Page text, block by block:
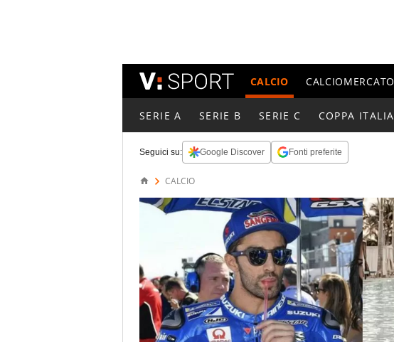
CALCIO CALCIOMERCATO
SERIE A SERIE B SERIE C COPPA ITALIA
Seguici su: Google Discover Fonti preferite
CALCIO